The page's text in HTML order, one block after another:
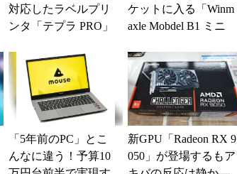
対応したラベルプリ
ンタ「テプラ PRO」
ケットに入る「Winm
axle Mobdel B1 ミニ
ド」...
「5年前のPC」とこ
んなに違う！予算10
新GPU「Radeon RX 9
050」が登場するもア